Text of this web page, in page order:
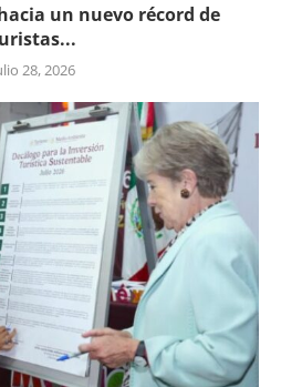
un nuevo récord de
28, 2026